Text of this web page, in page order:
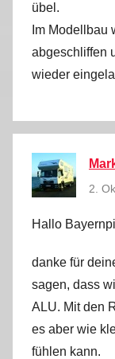
übel.
Im Modellbau
abgeschliffen
wieder
2.
Hallo
danke für
sagen, dass
ALU. Mit den
es aber wie
fühlen kann.